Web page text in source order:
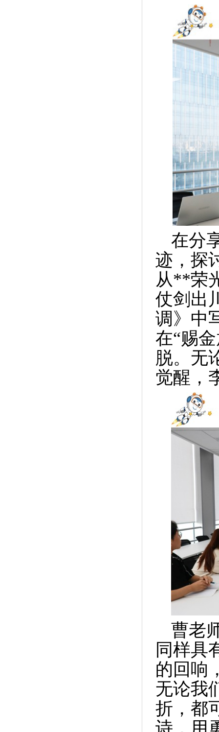
在分
迹，探
从**荣
仗剑出
调》中
在“赐
脱。无
觉醒，
曹老
同样具
的回响
无论我
折，都
诗，用